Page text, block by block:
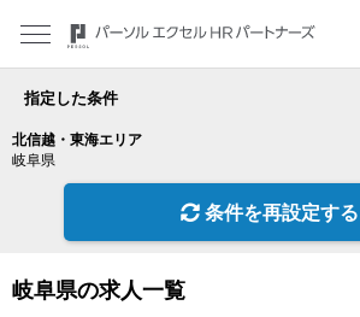
指定した条件
北信越・東海エリア
岐阜県
条件を再設定する
岐阜県の求人一覧